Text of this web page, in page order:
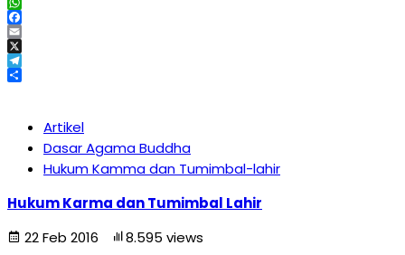
WhatsApp
Facebook
Email
X
Telegram
Artikel
Dasar Agama Buddha
Hukum Kamma dan Tumimbal-lahir
Hukum Karma dan Tumimbal Lahir
22 Feb 2016
8.595 views